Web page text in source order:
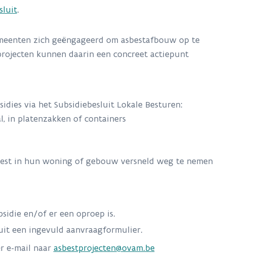
.
zich geëngageerd om asbestafbouw op te
kunnen daarin een concreet actiepunt
via het Subsidiebesluit Lokale Besturen:
in platenzakken of containers
in hun woning of gebouw versneld weg te nemen
en/of er een oproep is.
een ingevuld aanvraagformulier.
e-mail naar asbestprojecten@ovam.be